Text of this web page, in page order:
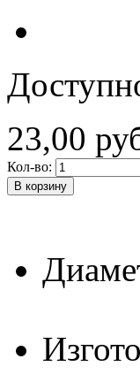
23,00
Кол-во:
В корзину